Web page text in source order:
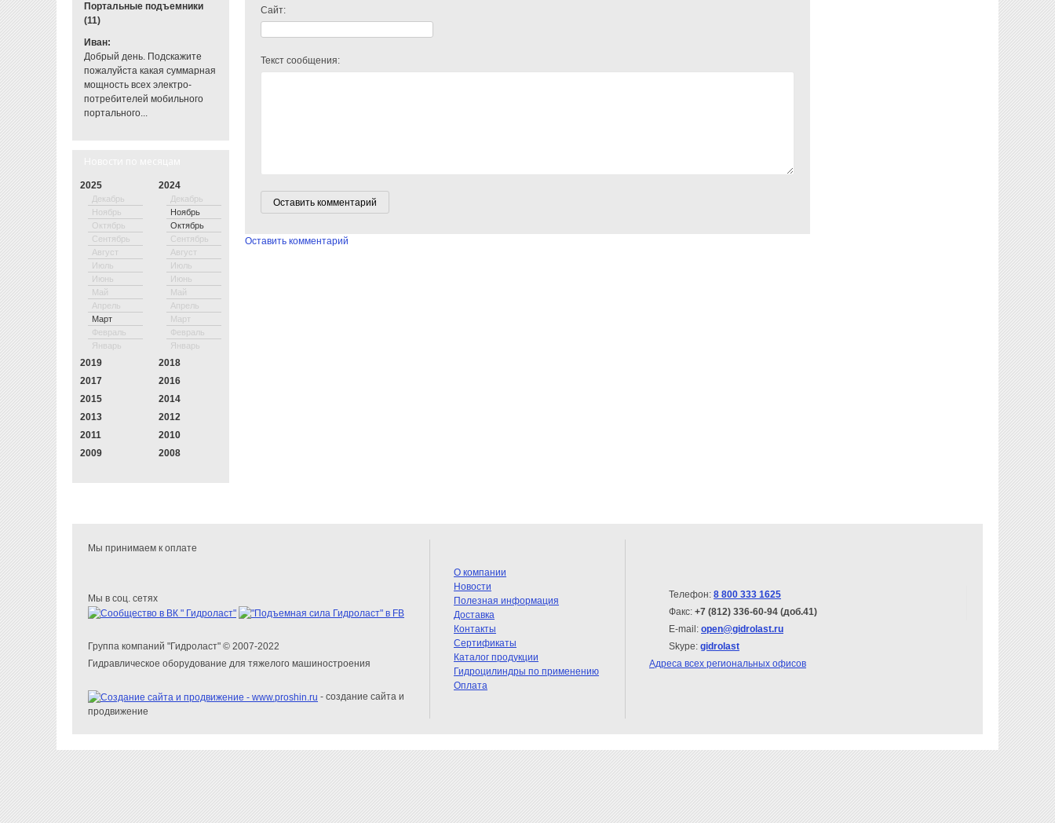
Сайт:
Текст сообщения:
Оставить комментарий
Портальные подъемники
(11)
Иван:
Добрый день. Подскажите
пожалуйста какая суммарная
мощность всех электро-
потребителей мобильного
портального...
2025
Декабрь
Ноябрь
Октябрь
Сентябрь
Август
Июль
Июнь
Май
Апрель
Март
Февраль
Январь
2024
Декабрь
Ноябрь
Октябрь
Сентябрь
Август
Июль
Июнь
Май
Апрель
Март
Февраль
Январь
2019
2018
2017
2016
2015
2014
2013
2012
2011
2010
2009
2008
Мы принимаем к оплате
Мы в соц. сетях
Группа компаний "Гидроласт" © 2007-2022
Гидравлическое оборудование для тяжелого машиностроения
- создание сайта и
продвижение
О компании
Новости
Полезная информация
Доставка
Контакты
Сертификаты
Каталог продукции
Гидроцилиндры по применению
Оплата
Телефон: 8 800 333 1625
Факс: +7 (812) 336-60-94 (доб.41)
E-mail: open@gidrolast.ru
Skype: gidrolast
Адреса всех региональных офисов